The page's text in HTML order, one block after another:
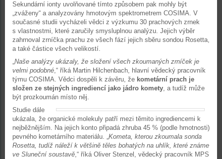
Sekundární ionty uvolňované tímto způsobem pak mohly být
„zváženy“ a analyzovány hmotovým spektrometrem COSIMA. V
současné studii vycházeli vědci z výzkumu 30 prachových zrnek
s vlastnostmi, které zaručily smysluplnou analýzu. Jejich výběr
zahrnoval zrníčka prachu ze všech fází jejich sběru sondou Rosetta,
a také částice všech velikostí.
„Naše analýzy ukázaly, že složení všech zkoumaných zrníček je
velmi podobné,“ říká Martin Hilchenbach, hlavní vědecký pracovník
týmu COSIMA. Vědci dospěli k závěru, že kometární prach je
složen ze stejných ingrediencí jako jádro komety, a tudíž může
být prozkoumán místo něj.
Studie dále
ukázala, že organické molekuly patří mezi těmito ingrediencemi k
nejběžnějším. Na jejich konto připadá zhruba 45 % (podle hmotnosti)
pevného kometárního materiálu. „Kometa, kterou zkoumala sonda
Rosetta, tudíž náleží k většině těles bohatých na uhlík, které známe
ve Sluneční soustavě,“ říká Oliver Stenzel, vědecký pracovník MPS